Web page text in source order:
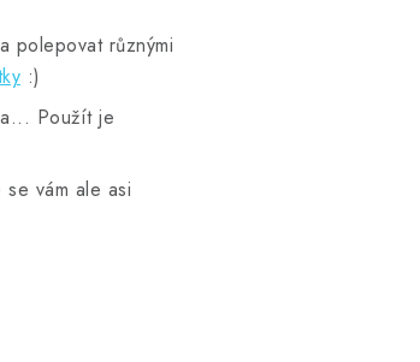
polepovat různými
:)
Použít je
vám ale asi